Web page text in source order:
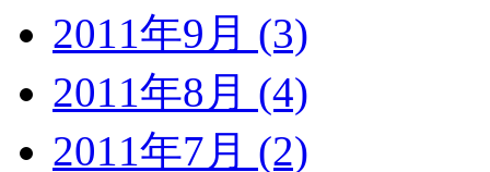
2011年9月 (3)
2011年8月 (4)
2011年7月 (2)